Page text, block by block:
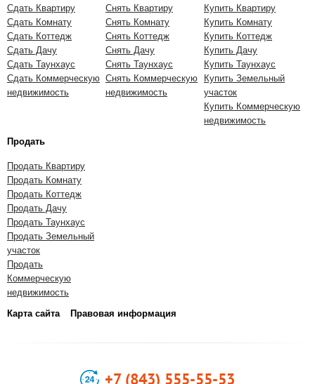
Сдать Квартиру
Сдать Комнату
Сдать Коттедж
Сдать Дачу
Сдать Таунхаус
Сдать Коммерческую
недвижимость
Снять Квартиру
Снять Комнату
Снять Коттедж
Снять Дачу
Снять Таунхаус
Снять Коммерческую
недвижимость
Купить Квартиру
Купить Комнату
Купить Коттедж
Купить Дачу
Купить Таунхаус
Купить Земельный
участок
Купить Коммерческую
недвижимость
Продать
Продать Квартиру
Продать Комнату
Продать Коттедж
Продать Дачу
Продать Таунхаус
Продать Земельный
участок
Продать
Коммерческую
недвижимость
Карта сайта
Правовая информация
+7 (843) 555-55-53